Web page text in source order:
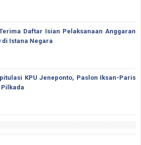
Daftar Isian Pelaksanaan Anggaran
di Istana Negara
KPU Jeneponto, Paslon Iksan-Paris
Pilkada